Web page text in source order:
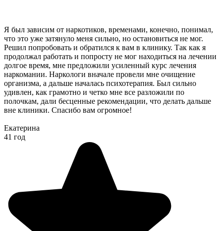
Я был зависим от наркотиков, временами, конечно, понимал,
что это уже затянуло меня сильно, но остановиться не мог.
Решил попробовать и обратился к вам в клинику. Так как я
продолжал работать и попросту не мог находиться на лечении
долгое время, мне предложили усиленный курс лечения
наркомании. Наркологи вначале провели мне очищение
организма, а дальше началась психотерапия. Был сильно
удивлен, как грамотно и четко мне все разложили по
полочкам, дали бесценные рекомендации, что делать дальше
вне клиники. Спасибо вам огромное!
Екатерина
41 год